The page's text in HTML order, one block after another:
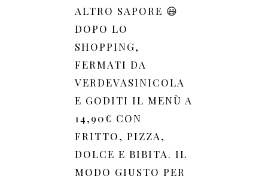
ALTRO SAPORE 😃
DOPO LO
SHOPPING,
FERMATI DA
VERDEVASINICOLA
E GODITI IL MENÙ A
14,90€ CON
FRITTO, PIZZA,
DOLCE E BIBITA. IL
MODO GIUSTO PER